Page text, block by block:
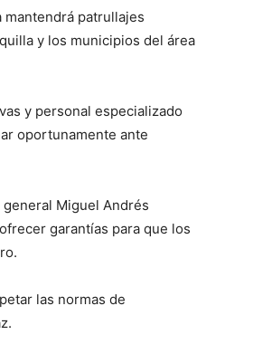
mantendrá patrullajes
y los municipios del área
y personal especializado
oportunamente ante
Miguel Andrés
garantías para que los
las normas de